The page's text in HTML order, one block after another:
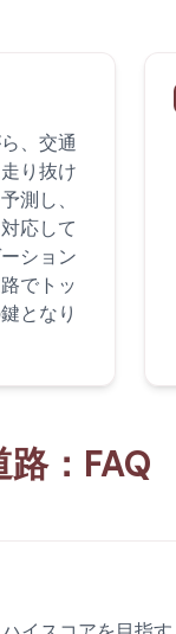
、交通
り抜け
測し、
応して
ション
でトッ
となり
：FAQ